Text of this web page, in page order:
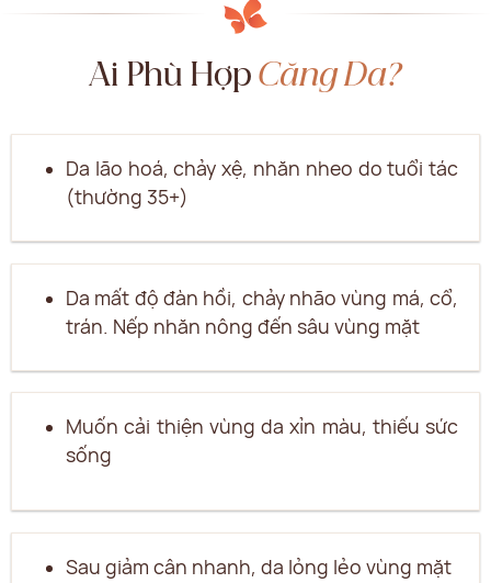
Ai Phù Hợp Căng Da?
Da lão hoá, chảy xệ, nhăn nheo do tuổi tác
(thường 35+)
Da mất độ đàn hồi, chảy nhão vùng má, cổ,
trán. Nếp nhăn nông đến sâu vùng mặt
Muốn cải thiện vùng da xỉn màu, thiếu sức
sống
Sau giảm cân nhanh, da lỏng lẻo vùng mặt